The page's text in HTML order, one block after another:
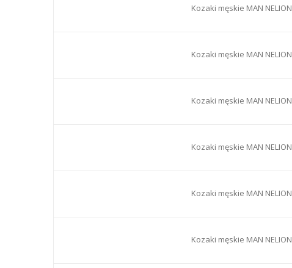
Kozaki męskie MAN NELION
Kozaki męskie MAN NELION
Kozaki męskie MAN NELION
Kozaki męskie MAN NELION
Kozaki męskie MAN NELION
Kozaki męskie MAN NELION